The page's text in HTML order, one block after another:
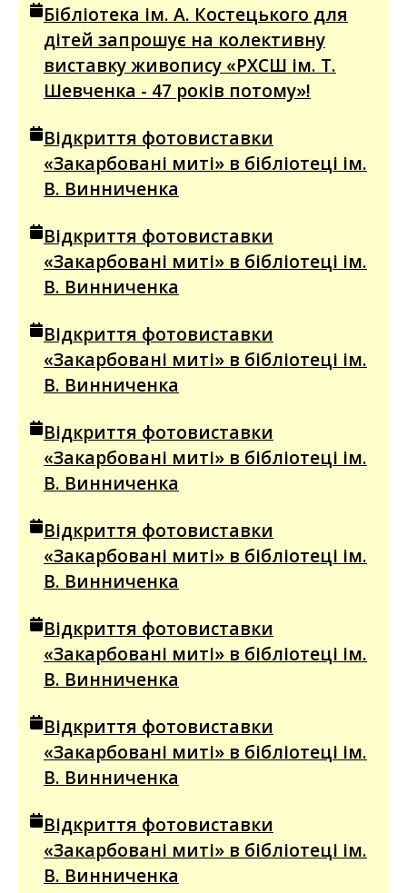
Бібліотека ім. А. Костецького для
дітей запрошує на колективну
виставку живопису «РХСШ ім. Т.
Шевченка - 47 років потому»!
Відкриття фотовиставки
«Закарбовані миті» в бібліотеці ім.
В. Винниченка
Відкриття фотовиставки
«Закарбовані миті» в бібліотеці ім.
В. Винниченка
Відкриття фотовиставки
«Закарбовані миті» в бібліотеці ім.
В. Винниченка
Відкриття фотовиставки
«Закарбовані миті» в бібліотеці ім.
В. Винниченка
Відкриття фотовиставки
«Закарбовані миті» в бібліотеці ім.
В. Винниченка
Відкриття фотовиставки
«Закарбовані миті» в бібліотеці ім.
В. Винниченка
Відкриття фотовиставки
«Закарбовані миті» в бібліотеці ім.
В. Винниченка
Відкриття фотовиставки
«Закарбовані миті» в бібліотеці ім.
В. Винниченка